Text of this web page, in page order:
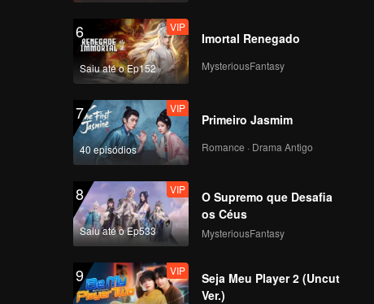
6
Saiu até o Ep152
VIP
Imortal Renegado
MysteriousFantasy
7
40 episódios
VIP
Primeiro Jasmim
Romance · Drama Antigo
8
Saiu até o Ep533
VIP
O Supremo que Desafia
os Céus
MysteriousFantasy
9 VIP
Seja Meu Player 2 (Uncut
Ver.)